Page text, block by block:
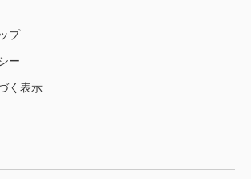
プ
ー
く表示